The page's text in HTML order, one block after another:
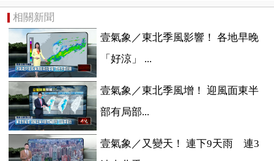
相關新聞
壹氣象／東北季風影響！ 各地早晚
「好涼」 ...
壹氣象／東北季風增！ 迎風面東半
部有局部...
壹氣象／又變天！ 連下9天雨 連3